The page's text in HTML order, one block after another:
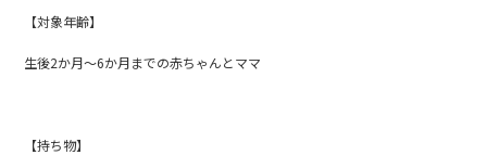
【対象年齢】
生後2か月〜6か月までの赤ちゃんとママ
【持ち物】